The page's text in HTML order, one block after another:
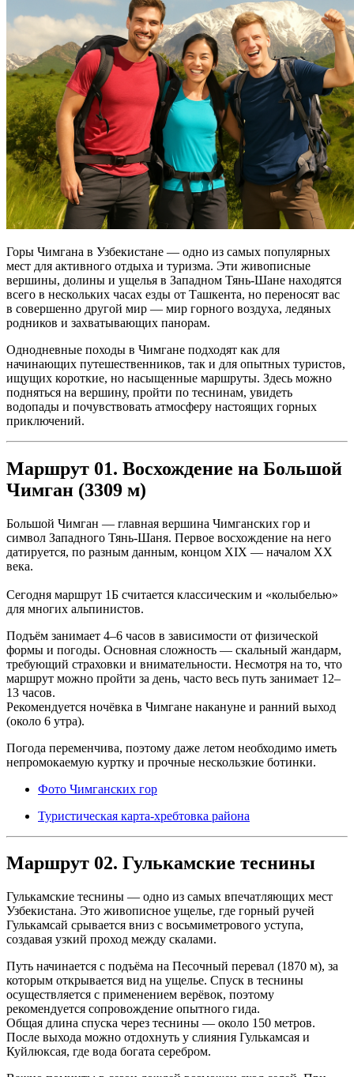
Горы Чимгана в Узбекистане — одно из самых популярных
мест для активного отдыха и туризма. Эти живописные
вершины, долины и ущелья в Западном Тянь-Шане находятся
всего в нескольких часах езды от Ташкента, но переносят вас
в совершенно другой мир — мир горного воздуха, ледяных
родников и захватывающих панорам.
Однодневные походы в Чимгане подходят как для
начинающих путешественников, так и для опытных туристов,
ищущих короткие, но насыщенные маршруты. Здесь можно
подняться на вершину, пройти по теснинам, увидеть
водопады и почувствовать атмосферу настоящих горных
приключений.
Маршрут 01. Восхождение на Большой
Чимган (3309 м)
Большой Чимган — главная вершина Чимганских гор и
символ Западного Тянь-Шаня. Первое восхождение на него
датируется, по разным данным, концом XIX — началом XX
века.
Сегодня маршрут 1Б считается классическим и «колыбелью»
для многих альпинистов.
Подъём занимает 4–6 часов в зависимости от физической
формы и погоды. Основная сложность — скальный жандарм,
требующий страховки и внимательности. Несмотря на то, что
маршрут можно пройти за день, часто весь путь занимает 12–
13 часов.
Рекомендуется ночёвка в Чимгане накануне и ранний выход
(около 6 утра).
Погода переменчива, поэтому даже летом необходимо иметь
непромокаемую куртку и прочные нескользкие ботинки.
Фото Чимганских гор
Туристическая карта-хребтовка района
Маршрут 02. Гулькамские теснины
Гулькамские теснины — одно из самых впечатляющих мест
Узбекистана. Это живописное ущелье, где горный ручей
Гулькамсай срывается вниз с восьмиметрового уступа,
создавая узкий проход между скалами.
Путь начинается с подъёма на Песочный перевал (1870 м), за
которым открывается вид на ущелье. Спуск в теснины
осуществляется с применением верёвок, поэтому
рекомендуется сопровождение опытного гида.
Общая длина спуска через теснины — около 150 метров.
После выхода можно отдохнуть у слияния Гулькамсая и
Куйлюксая, где вода богата серебром.